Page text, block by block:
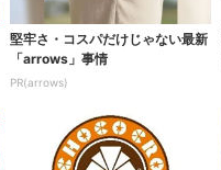
堅牢さ・コスパだけじゃない最新
「arrows」事情
PR(arrows)